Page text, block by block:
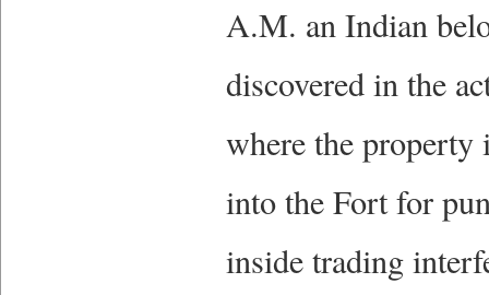
A.M. an Indian
discovered in the
where the
into the Fort for
inside trading